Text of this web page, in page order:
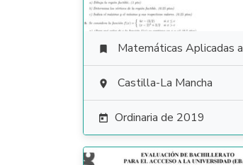
 Matemáticas Aplicadas a las Ciencias Sociales
 Castilla-La Mancha
 Ordinaria de 2019